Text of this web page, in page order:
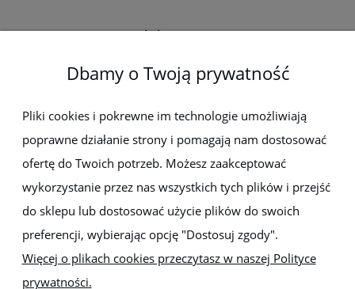
Elektro-met
Pomoc
Dostawa i płatności
Moje konto
Gwarancja i zwroty
O firmie
Dbamy o Twoją prywatność
Pliki cookies i pokrewne im technologie umożliwiają
poprawne działanie strony i pomagają nam dostosować
ofertę do Twoich potrzeb. Możesz zaakceptować
wykorzystanie przez nas wszystkich tych plików i przejść
do sklepu lub dostosować użycie plików do swoich
preferencji, wybierając opcję "Dostosuj zgody".
Więcej o plikach cookies przeczytasz w naszej Polityce
prywatności.